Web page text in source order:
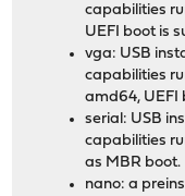
capabilities
UEFI boot is
vga: USB
capabilities
amd64, UEFI
serial: USB
capabilities
as MBR boot.
nano: a